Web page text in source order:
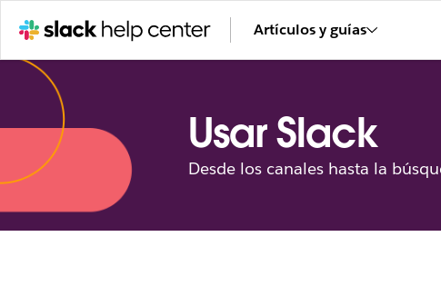
Artículos y guías
Usar Slack
Desde los canales hasta la